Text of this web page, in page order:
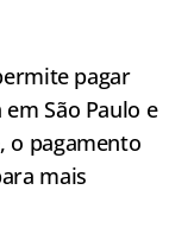
pagar
São Paulo e
o pagamento
mais